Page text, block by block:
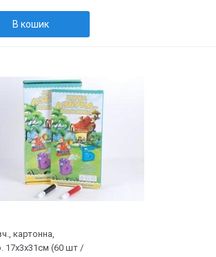
В кошик
картонна,
17х3х31см (60 шт /